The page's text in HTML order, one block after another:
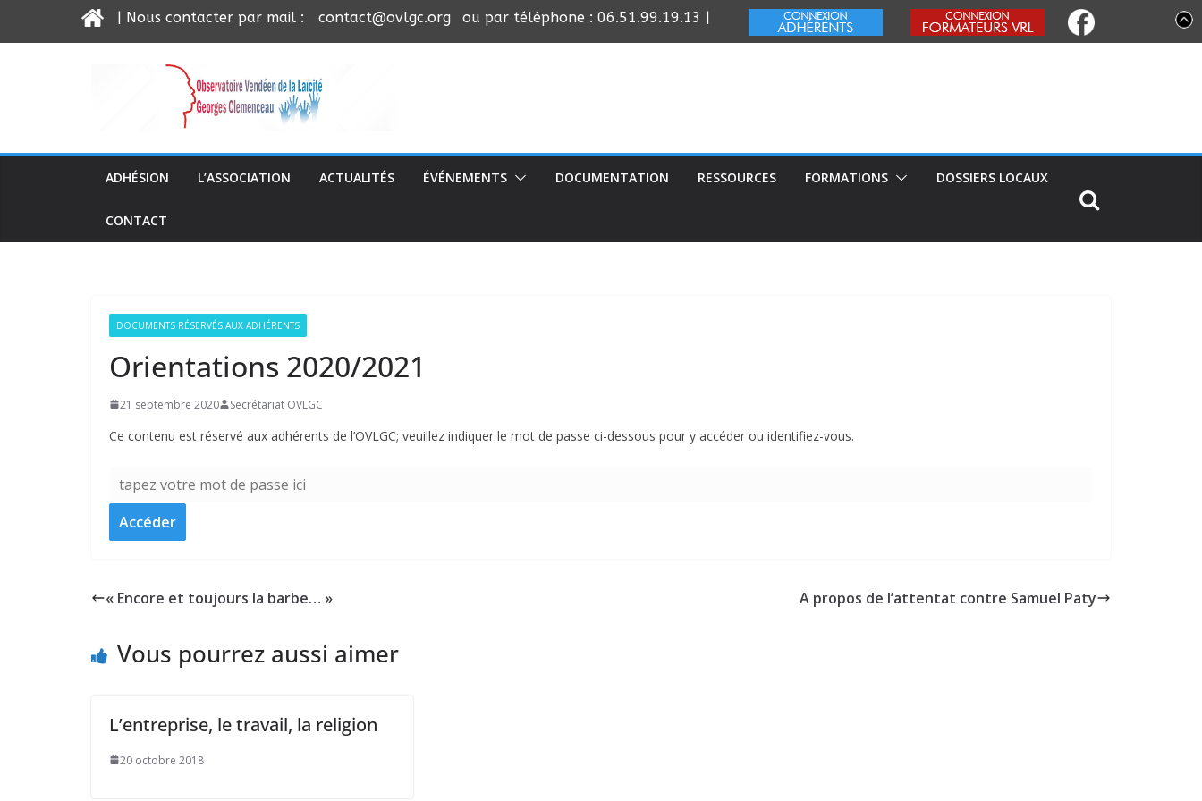
ADHÉSION L’ASSOCIATION ACTUALITÉS ÉVÉNEMENTS DOCUMENTATION RESSOURCES FORMATIONS DOSSIERS LOCAUX
CONTACT
DOCUMENTS RÉSERVÉS AUX ADHÉRENTS
Orientations 2020/2021
21 septembre 2020 Secrétariat OVLGC
Ce contenu est réservé aux adhérents de l’OVLGC; veuillez indiquer le mot de passe ci-dessous pour y accéder ou identifiez-vous.
« Encore et toujours la barbe… » A propos de l’attentat contre Samuel Paty
Vous pourrez aussi aimer
L’entreprise, le travail, la religion
20 octobre 2018
| Nous contacter par mail : contact@ovlgc.org ou par téléphone : 06.51.99.19.13 |